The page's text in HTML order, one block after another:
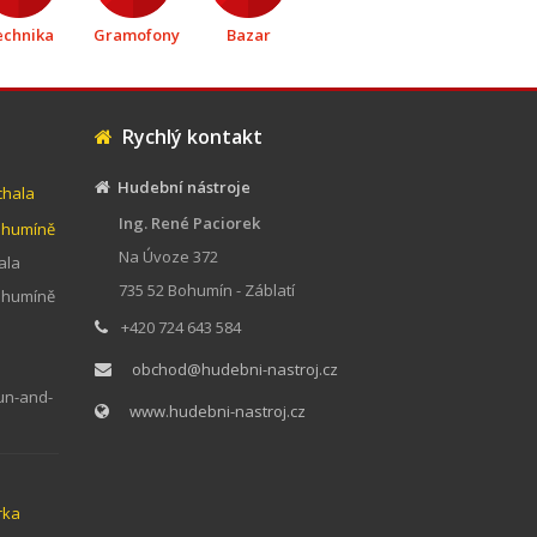
Gramofony Bazar
and-
Rychlý kontakt
Hudební nástroje
Ing. René Paciorek
Na Úvoze 372
735 52 Bohumín - Záblatí
+420 724 643 584
obchod@hudebni-nastroj.cz
www.hudebni-nastroj.cz